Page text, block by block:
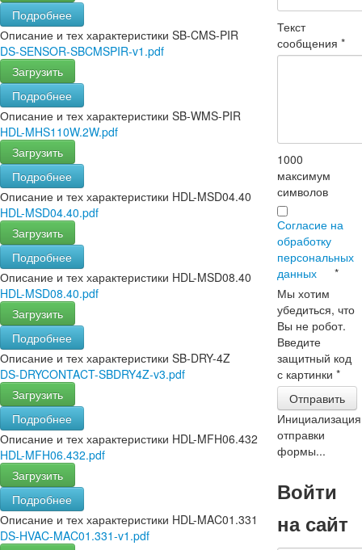
Подробнее
Описание и тех характеристики SB-CMS-PIR
DS-SENSOR-SBCMSPIR-v1.pdf
Загрузить
Подробнее
Описание и тех характеристики SB-WMS-PIR
HDL-MHS110W.2W.pdf
Загрузить
Подробнее
Описание и тех характеристики HDL-MSD04.40
HDL-MSD04.40.pdf
Загрузить
Подробнее
Описание и тех характеристики HDL-MSD08.40
HDL-MSD08.40.pdf
Загрузить
Подробнее
Описание и тех характеристики SB-DRY-4Z
DS-DRYCONTACT-SBDRY4Z-v3.pdf
Загрузить
Подробнее
Описание и тех характеристики HDL-MFH06.432
HDL-MFH06.432.pdf
Загрузить
Подробнее
Описание и тех характеристики HDL-MAC01.331
DS-HVAC-MAC01.331-v1.pdf
Текст
сообщения*
1000
максимум
символов
Согласие на
обработку
персональных
данных
*
Мы хотим
убедиться, что
Вы не робот.
Введите
защитный код
с картинки*
Отправить
Инициализация
отправки
формы...
Войти
на сайт